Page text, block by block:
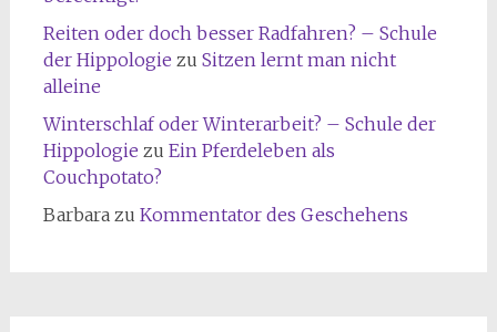
Reiten oder doch besser Radfahren? – Schule
der Hippologie zu Sitzen lernt man nicht
alleine
Winterschlaf oder Winterarbeit? – Schule der
Hippologie zu Ein Pferdeleben als
Couchpotato?
Barbarazu Kommentator des Geschehens